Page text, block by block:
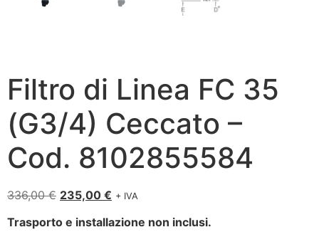
Filtro di Linea FC 35
(G3/4) Ceccato –
Cod. 8102855584
336,00€ 235,00 € + IVA
Trasporto e installazione non inclusi.